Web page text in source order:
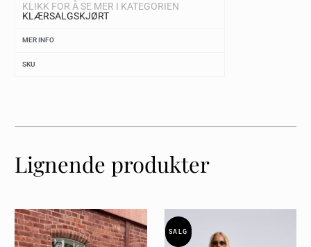
KLIKK FOR Å SE MER I KATEGORIEN
KLÆRSALGSKJØRT
MER INFO
SKU
Lignende produkter
SALG